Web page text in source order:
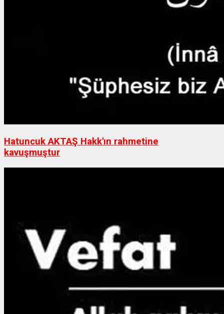
Hatuncuk AKTAŞ Hakk'ın rahmetine
kavuşmuştur